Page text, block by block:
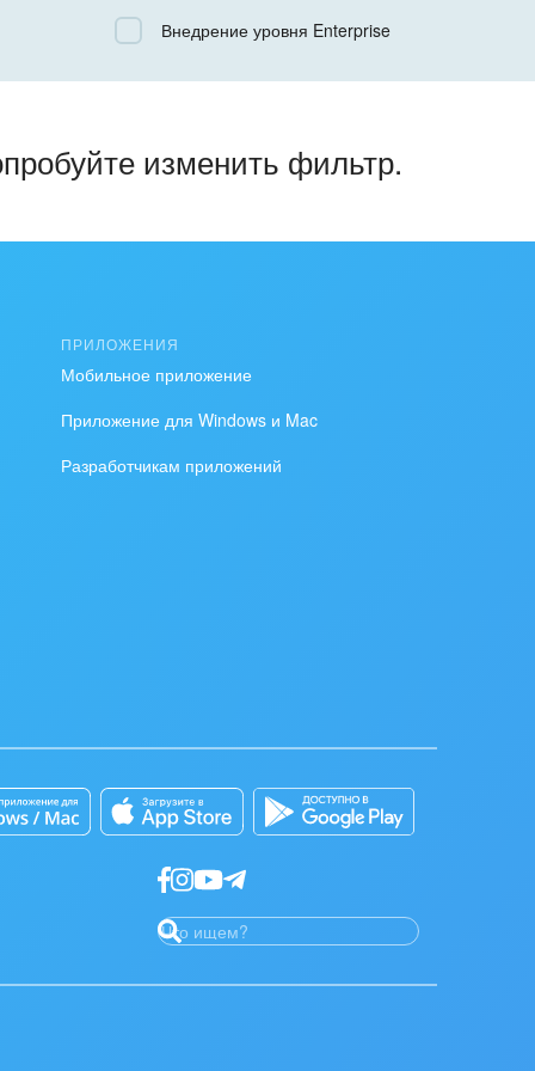
ВсеВнедрение уровня Enterprise
изменить фильтр.
ПРИЛОЖЕНИЯ
Мобильное приложение
Приложение для Windows и Mac
Разработчикам приложений